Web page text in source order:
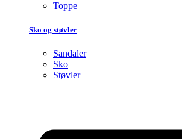
Toppe
Sko og støvler
Sandaler
Sko
Støvler